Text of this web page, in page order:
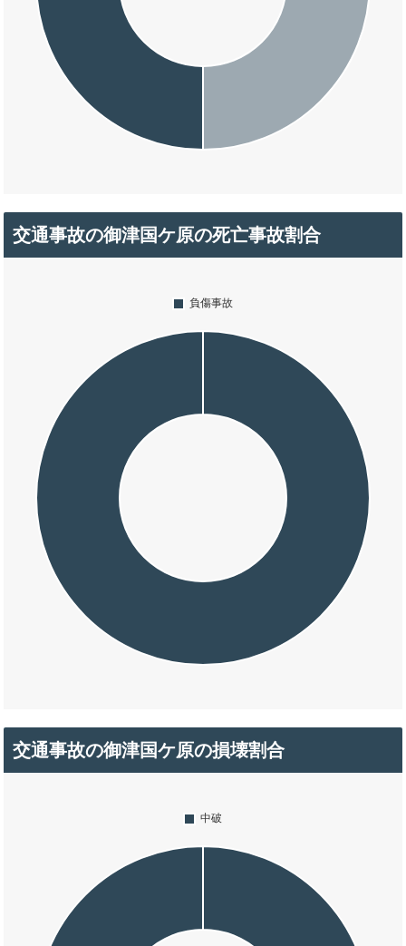
交通事故の御津国ケ原の死亡事故割合
交通事故の御津国ケ原の損壊割合